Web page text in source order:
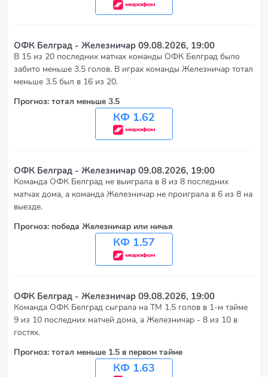
ОФК Белград - Железничар 09.08.2026, 19:00
В 15 из 20 последних матчах команды ОФК Белград было
забито меньше 3.5 голов. В играх команды Железничар тотал
меньше 3.5 был в 16 из 20.
Прогноз: тотал меньше 3.5
КФ 1.62
ОФК Белград - Железничар 09.08.2026, 19:00
Команда ОФК Белград не выиграла в 8 из 8 последних
матчах дома, а команда Железничар не проиграла в 6 из 8 на
выезде.
Прогноз: победа Железничар или ничья
КФ 1.57
ОФК Белград - Железничар 09.08.2026, 19:00
Команда ОФК Белград сыграла на ТМ 1.5 голов в 1-м тайме
9 из 10 последних матчей дома, а Железничар - 8 из 10 в
гостях.
Прогноз: тотал меньше 1.5 в первом тайме
КФ 1.63